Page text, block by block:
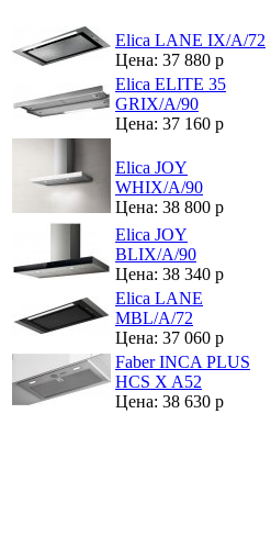
Elica LANE IX/A/72
Цена: 37 880 р
Elica ELITE 35
GRIX/A/90
Цена: 37 160 р
Elica JOY
WHIX/A/90
Цена: 38 800 р
Elica JOY
BLIX/A/90
Цена: 38 340 р
Elica LANE
MBL/A/72
Цена: 37 060 р
Faber INCA PLUS
HCS X A52
Цена: 38 630 р